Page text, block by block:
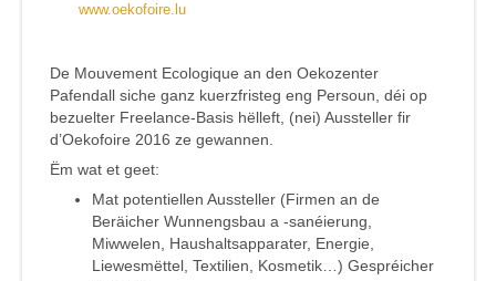
www.oekofoire.lu
De Mouvement Ecologique an den Oekozenter
Pafendall siche ganz kuerzfristeg eng Persoun, déi op
bezuelter Freelance-Basis hëlleft, (nei) Aussteller fir
d’Oekofoire 2016 ze gewannen.
Ëm wat et geet:
Mat potentiellen Aussteller (Firmen an de
Beräicher Wunnengsbau a -sanéierung,
Miwwelen, Haushaltsapparater, Energie,
Liewesmëttel, Textilien, Kosmetik…) Gespréicher